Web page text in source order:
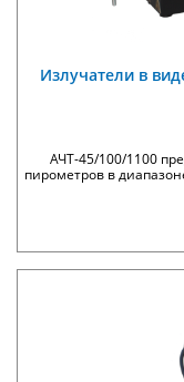
Излучатели в
АЧТ-45/100/1100
пирометров в